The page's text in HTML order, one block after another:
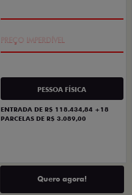
PESSOA FÍSICA
ENTRADA DE R$ 118.434,84 +18
PARCELAS DE R$ 3.089,00
Quero agora!